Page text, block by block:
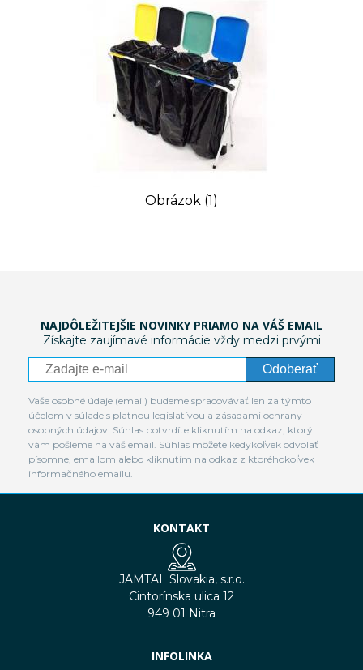
Obrázok (1)
NAJDÔLEŽITEJŠIE NOVINKY PRIAMO NA VÁŠ EMAIL
Získajte zaujímavé informácie vždy medzi prvými
Odoberať
Vaše osobné údaje (email) budeme spracovávať len za týmto
účelom v súlade s platnou legislatívou a zásadami ochrany
osobných údajov. Súhlas potvrdíte kliknutím na odkaz, ktorý
vám pošleme na váš email. Súhlas môžete kedykoľvek odvolať
písomne, emailom alebo kliknutím na odkaz z ktoréhokoľvek
informačného emailu.
KONTAKT
JAMTAL Slovakia, s.r.o.
Cintorínska ulica 12
949 01 Nitra
INFOLINKA